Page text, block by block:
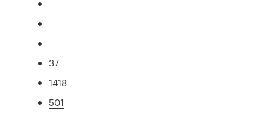
37
1418
501